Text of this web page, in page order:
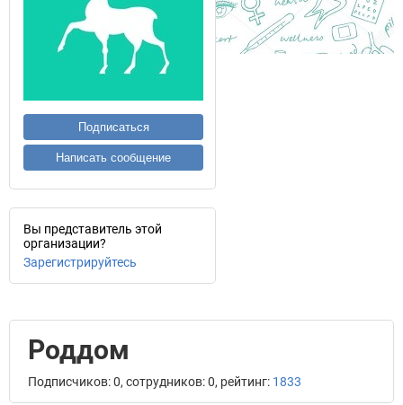
Подписаться
Написать сообщение
Вы представитель этой
организации?
Зарегистрируйтесь
Роддом
Подписчиков: 0, сотрудников: 0, рейтинг: 1833